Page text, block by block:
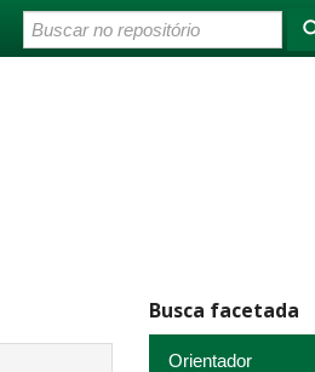
Busca facetada
Orientador